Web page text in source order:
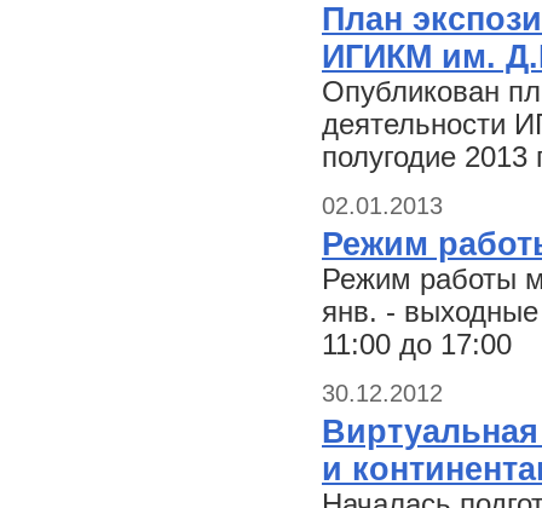
План
ИГИКМ им.
Опубликован
деятельности
полугодие 2013
02.01.2013
Режим
Режим работы
янв. -
11:00 до 17:00
30.12.2012
и